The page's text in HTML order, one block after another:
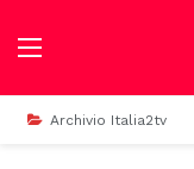
Archivio Italia2tv